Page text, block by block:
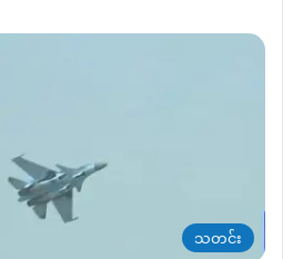
သတင်း